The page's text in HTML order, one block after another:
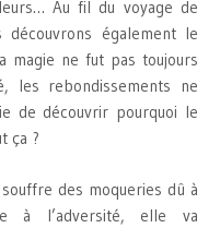
Au fil du voyage de
également le
magie ne fut pas toujours
les rebondissements ne
de découvrir pourquoi le
ça ?
des moqueries dû à
à l’adversité, elle va